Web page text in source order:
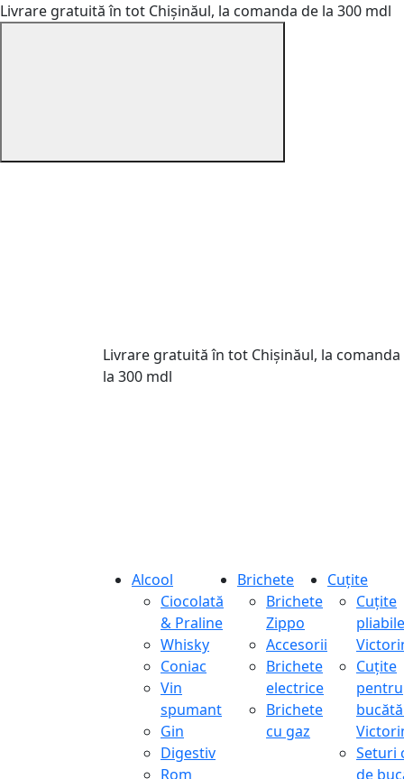
Livrare gratuită în tot Chișinăul, la comanda de la 300 mdl
Livrare gratuită în tot Chișinăul, la comanda
la 300 mdl
Alcool
Ciocolată
& Praline
Whisky
Coniac
Vin
spumant
Gin
Digestiv
Rom
Brichete
Brichete
Zippo
Accesorii
Brichete
electrice
Brichete
cu gaz
Cuțite
Cuțite
pliabile
Cuțite
pentru
Seturi
de